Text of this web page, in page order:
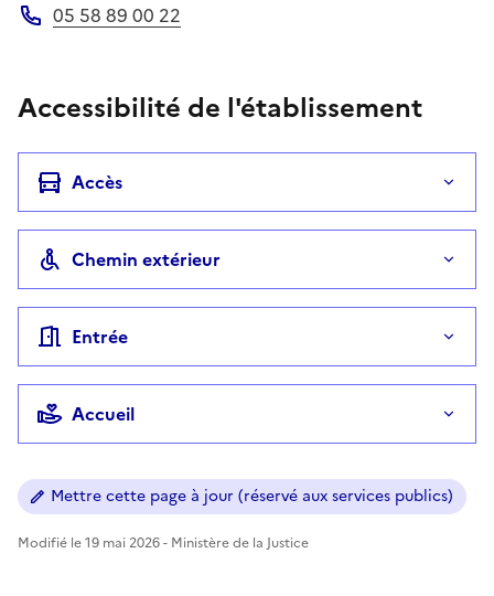
05 58 89 00 22
Accessibilité de l'établissement
Accès
Chemin extérieur
Entrée
Accueil
Mettre cette page à jour (réservé aux services publics)
Modifié le 19 mai 2026 - Ministère de la Justice